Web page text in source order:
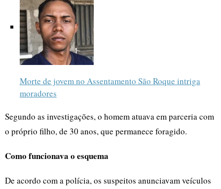
Morte de jovem no Assentamento São Roque intriga
moradores
Segundo as investigações, o homem atuava em parceria com
o próprio filho, de 30 anos, que permanece foragido.
Como funcionava o esquema
De acordo com a polícia, os suspeitos anunciavam veículos